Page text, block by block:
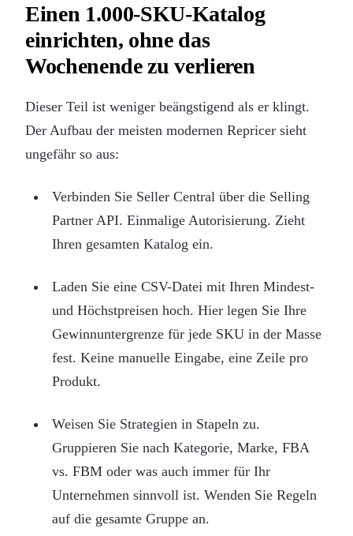
Einen 1.000-SKU-Katalog
einrichten, ohne das
Wochenende zu verlieren
Dieser Teil ist weniger beängstigend als er klingt.
Der Aufbau der meisten modernen Repricer sieht
ungefähr so aus:
Verbinden Sie Seller Central über die Selling
Partner API. Einmalige Autorisierung. Zieht
Ihren gesamten Katalog ein.
Laden Sie eine CSV-Datei mit Ihren Mindest-
und Höchstpreisen hoch. Hier legen Sie Ihre
Gewinnuntergrenze für jede SKU in der Masse
fest. Keine manuelle Eingabe, eine Zeile pro
Produkt.
Weisen Sie Strategien in Stapeln zu.
Gruppieren Sie nach Kategorie, Marke, FBA
vs. FBM oder was auch immer für Ihr
Unternehmen sinnvoll ist. Wenden Sie Regeln
auf die gesamte Gruppe an.